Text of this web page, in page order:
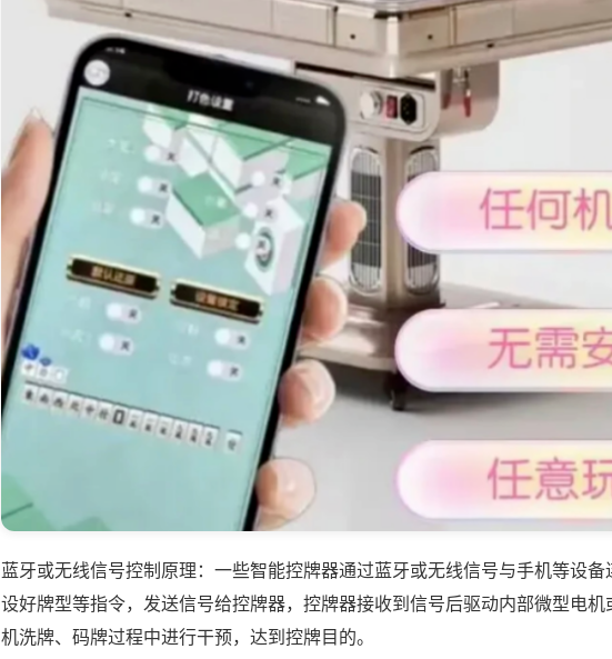
蓝牙或无线信号控制原理：一些智能控牌器通过蓝牙或无线信号与手机等设
设好牌型等指令，发送信号给控牌器，控牌器接收到信号后驱动内部微型电
机洗牌、码牌过程中进行干预，达到控牌目的。